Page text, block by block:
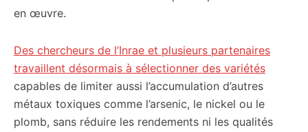
en œuvre.
Des chercheurs de l’Inrae et plusieurs partenaires
travaillent désormais à sélectionner des variétés
capables de limiter aussi l’accumulation d’autres
métaux toxiques comme l’arsenic, le nickel ou le
plomb, sans réduire les rendements ni les qualités